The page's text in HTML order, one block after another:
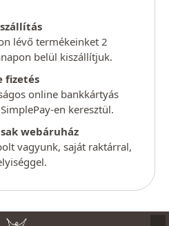
lévő termékeinket 2
belül kiszállítjuk.
fizetés
online bankkártyás
en keresztül.
webáruház
vagyunk, saját raktárral,